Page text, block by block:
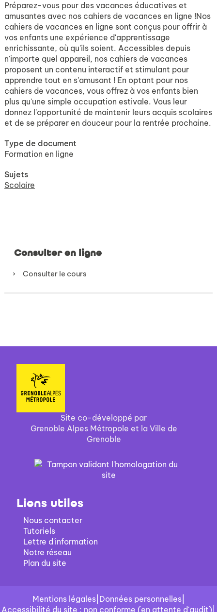
Préparez-vous pour des vacances éducatives et
amusantes avec nos cahiers de vacances en ligne !Nos
cahiers de vacances en ligne sont conçus pour offrir à
vos enfants une expérience d'apprentissage
enrichissante, où qu'ils soient. Accessibles depuis
n'importe quel appareil, nos cahiers de vacances
proposent un contenu interactif et stimulant pour
apprendre tout en s'amusant ! En optant pour nos
cahiers de vacances, vous offrez à vos enfants bien
plus qu'une simple occupation estivale. Vous leur
donnez l'opportunité de maintenir leurs acquis scolaires
et de se préparer en douceur pour la rentrée prochaine.
Type de document
Formation en ligne
Sujets
Scolaire
Consulter en ligne
Consulter le cours
Site co-développé par
Grenoble Alpes Métropole et la Ville de
Grenoble
Liens utiles
Nous contacter
Tutoriels
Lettre d'information
Notre réseau
Plan du site
Mentions légales| Données personnelles|
Accessibilité du site : non conforme (en attente d'audit)